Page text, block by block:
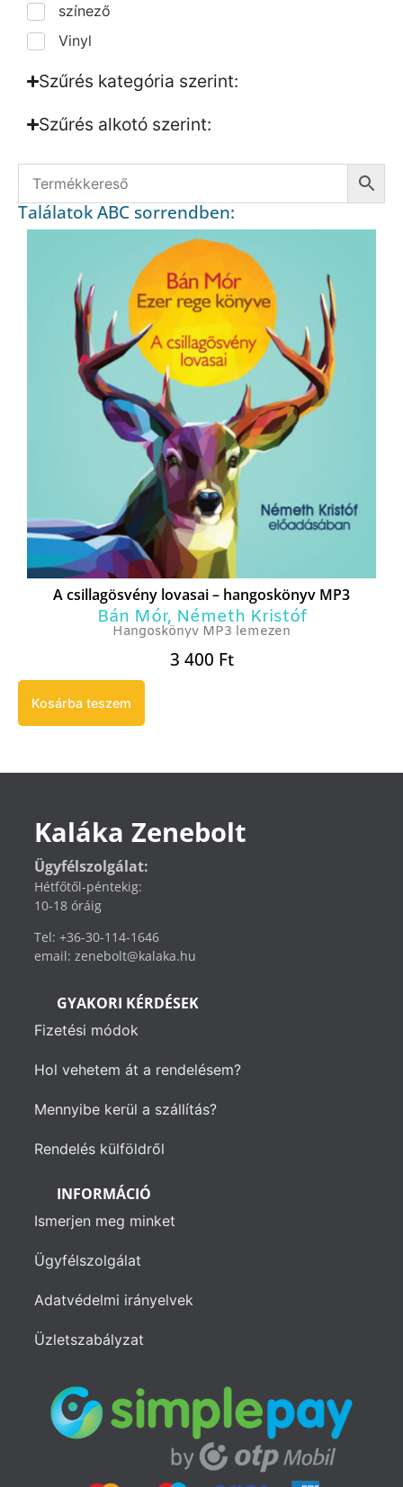
színező
Vinyl
Szűrés kategória szerint:
Szűrés alkotó szerint:​
Találatok ABC sorrendben:
A csillagösvény lovasai – hangoskönyv MP3
Bán Mór, Németh Kristóf
Hangoskönyv MP3 lemezen
3 400 Ft
Kosárba teszem
Kaláka Zenebolt
Ügyfélszolgálat:
Hétfőtől-péntekig:
10-18 óráig
Tel: +36-30-114-1646
email: zenebolt@kalaka.hu
GYAKORI KÉRDÉSEK
Fizetési módok
Hol vehetem át a rendelésem?
Mennyibe kerül a szállítás?
Rendelés külföldről
INFORMÁCIÓ
Ismerjen meg minket
Ügyfélszolgálat
Adatvédelmi irányelvek
Üzletszabályzat